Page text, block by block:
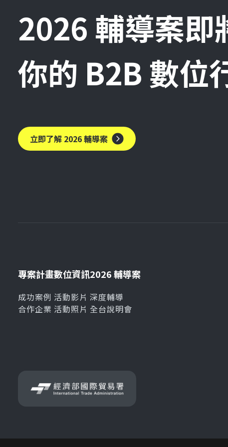
2026 輔導案即
你的 B2B 數位
立即了解 2026 輔導案
專案計畫
成功案例
合作企業
數位資訊
活動影片
活動照片
2026 輔導案
深度輔導
全台說明會